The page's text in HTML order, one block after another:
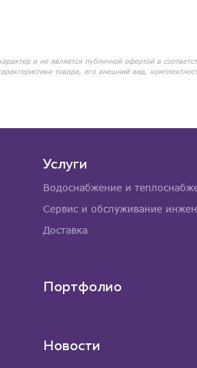
и не является публичной офертой в
товара, его внешний вид,
Услуги
Водоснабжение и
Сервис и обслуживание
Доставка
Портфолио
Новости